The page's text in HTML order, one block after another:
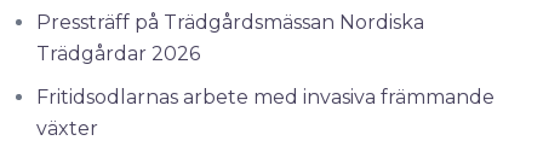
Pressträff på Trädgårdsmässan Nordiska
Trädgårdar 2026
Fritidsodlarnas arbete med invasiva främmande
växter